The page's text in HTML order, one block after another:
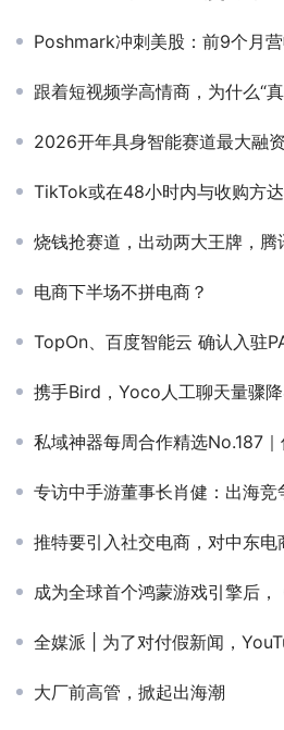
Poshmark冲刺美股：前9个月营
跟着短视频学高情商，为什么“
2026开年具身智能赛道最大融
TikTok或在48小时内与收购方达成
烧钱抢赛道，出动两大王牌，腾
电商下半场不拼电商？
TopOn、百度智能云 确认入驻PAGC 2025
携手Bird，Yoco人工聊天量骤降
私域神器每周合作精选No.187｜休闲塔防寻海外发行；寻澳大利亚支付通道
专访中手游董事长肖健：出海
推特要引入社交电商，对中东电
成为全球首个鸿蒙游戏引擎后， Cocos
全媒派 | 为了对付假新闻，YouTube这
大厂前高管，掀起出海潮